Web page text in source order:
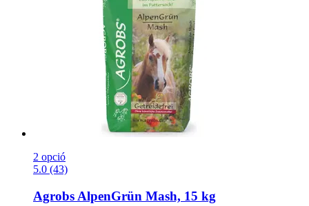
2 opció
5.0 (43)
Agrobs AlpenGrün Mash, 15 kg